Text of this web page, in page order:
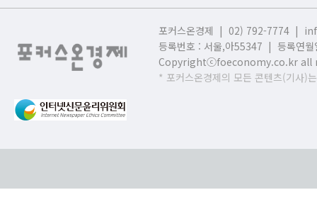
포커스온경제 | 02) 792-7774 |
등록번호 : 서울,아55347 | 등록연
Copyrightⓒfoeconomy.co.kr all
* 포커스온경제의 모든 콘텐츠(기사)